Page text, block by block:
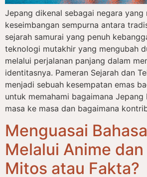
Jepang dikenal sebagai negara yang
keseimbangan sempurna antara
sejarah samurai yang penuh
teknologi mutakhir yang mengubah
melalui perjalanan panjang dalam
identitasnya. Pameran Sejarah dan
menjadi sebuah kesempatan emas
untuk memahami bagaimana
masa ke masa dan bagaimana
Menguasai
Melalui Anime dan
Mitos atau Fakta?